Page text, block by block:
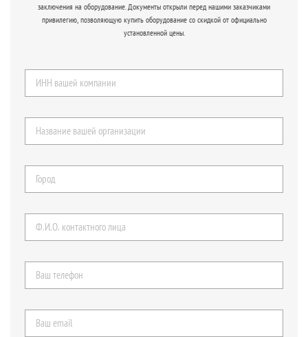
заключения на оборудование. Документы открыли перед нашими заказчиками
привилегию, позволяющую купить оборудование со скидкой от официально
установленной цены.